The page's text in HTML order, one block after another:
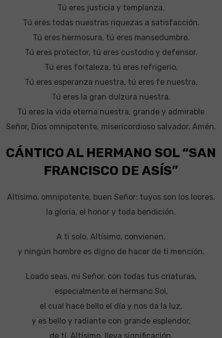
Tú eres justicia y templanza.
Tú eres todas nuestras riquezas a satisfacción.
Tú eres hermosura, tú eres mansedumbre.
Tú eres protector, tú eres custodio y defensor.
Tú eres fortaleza, tú eres refrigerio.
Tú eres esperanza nuestra, tú eres fe nuestra.
Tú eres la gran dulzura nuestra.
Tú eres la vida eterna nuestra, grande y admirable
Señor, Dios omnipotente, misericordioso salvador. Amén.
CÁNTICO AL HERMANO SOL “SAN
FRANCISCO DE ASÍS”
Altísimo, omnipotente, buen Señor: tuyos son los loores,
Ia gloria, el honor y toda bendición.
A ti solo, Altísimo, convienen,
y ningún hombre es digno de hacer de ti mención.
Loado seas, mi Señor, con todas tus criaturas,
especialmente el hermano Sol,
el cual hace bello el día y nos da la luz,
y es bello y radiante con grande esplendor,
de tí, Altísimo, lleva significación.